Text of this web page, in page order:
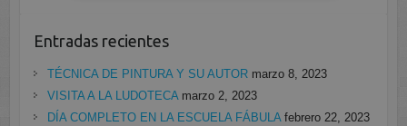
Entradas recientes
TÉCNICA DE PINTURA Y SU AUTOR marzo 8, 2023
VISITA A LA LUDOTECA marzo 2, 2023
DÍA COMPLETO EN LA ESCUELA FÁBULA febrero 22, 2023